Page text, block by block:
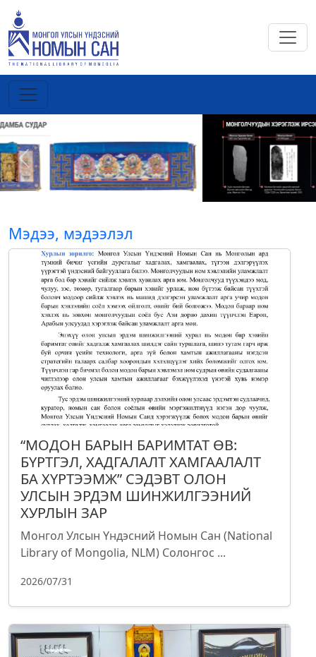
Previous Next
Мэдээ, мэдээлэл
“МОДОН БАРЫН БАРИМТАТ ӨВ:
БҮРТГЭЛ, ХАДГАЛАЛТ ХАМГААЛАЛТ
БА ХҮРТЭЭМЖ” СЭДЭВТ ОЛОН
УЛСЫН ЭРДЭМ ШИНЖИЛГЭЭНИЙ
ХУРЛЫН ЗАР
Монгол Улсын Үндэсний Номын Сан (National
Library of Mongolia, NLM) Солонгос ...
2026/07/31